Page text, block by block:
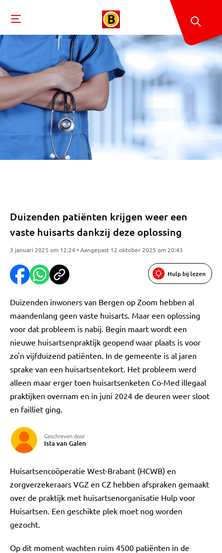
Duizenden patiënten krijgen weer een
vaste huisarts dankzij deze oplossing
3 januari 2025 om 12:24 • Aangepast 12 oktober 2025 om 20:43
Hulp bij lezen
Duizenden inwoners van Bergen op Zoom hebben al
maandenlang geen vaste huisarts. Maar een oplossing
voor dat probleem is nabij. Begin maart wordt een
nieuwe huisartsenpraktijk geopend waar plaats is voor
zo'n vijfduizend patiënten. In de gemeente is al jaren
sprake van een huisartsentekort. Het probleem werd
alleen maar erger toen huisartsenketen Co-Med illegaal
praktijken overnam en in juni 2024 de deuren weer sloot
en failliet ging.
Geschreven door
Ista van Galen
Huisartsencoöperatie West-Brabant (HCWB) en
zorgverzekeraars VGZ en CZ hebben afspraken gemaakt
over de praktijk met huisartsenorganisatie Hulp voor
Huisartsen. Een geschikte plek moet nog worden
gezocht.
Op dit moment wachten ruim 4500 patiënten in de